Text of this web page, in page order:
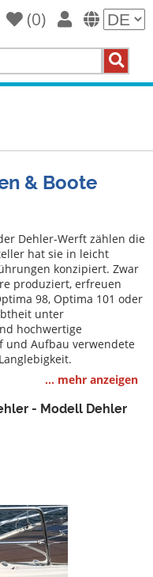
(0)
& Boote
Dehler-Werft zählen die
hat sie in leicht
konzipiert. Zwar
produziert, erfreuen
98, Optima 101 oder
unter
hochwertige
und Aufbau verwendete
... mehr anzeigen
- Modell Dehler